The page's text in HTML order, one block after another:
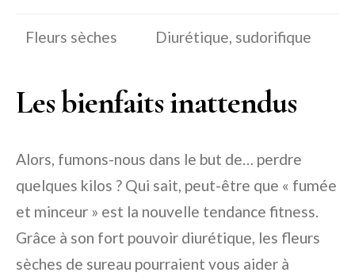
Fleurs sèches Diurétique, sudorifique
Les bienfaits inattendus
Alors, fumons-nous dans le but de… perdre
quelques kilos ? Qui sait, peut-être que « fumée
et minceur » est la nouvelle tendance fitness.
Grâce à son fort pouvoir diurétique, les fleurs
sèches de sureau pourraient vous aider à